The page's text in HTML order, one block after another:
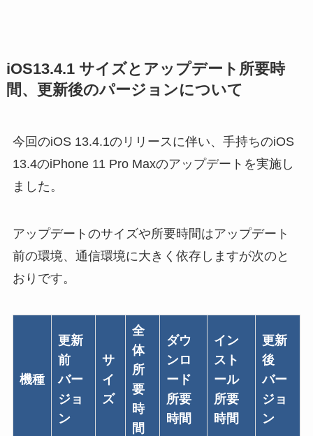
iOS13.4.1 サイズとアップデート所要時
間、更新後のパージョンについて
今回のiOS 13.4.1のリリースに伴い、手持ちのiOS
13.4のiPhone 11 Pro Maxのアップデートを実施し
ました。
アップデートのサイズや所要時間はアップデート
前の環境、通信環境に大きく依存しますが次のと
おりです。
機種
更新
前
バー
ジョ
ン
サ
イ
ズ
全
体
所
要
時
間
ダウ
ンロ
ード
所要
時間
イン
スト
ール
所要
時間
更新
後
バー
ジョ
ン